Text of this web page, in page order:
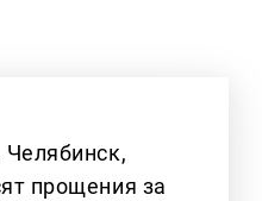
прощения за